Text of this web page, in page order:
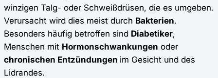
winzigen Talg- oder Schweißdrüsen, die es umgeben.
Verursacht wird dies meist durch Bakterien.
Besonders häufig betroffen sind Diabetiker,
Menschen mit Hormonschwankungen oder
chronischen Entzündungen im Gesicht und des
Lidrandes.